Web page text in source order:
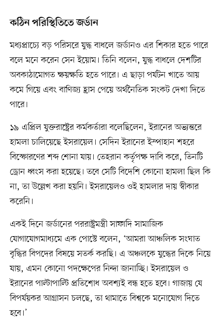
কঠিন পরিস্থিতিতে জর্ডান
মধ্যপ্রাচ্যে বড় পরিসরে যুদ্ধ বাধলে জর্ডানও এর শিকার হতে পারে
বলে মনে করেন সেন ইয়োম। তিনি বলেন, যুদ্ধ বাধলে দেশটির
অবকাঠামোগত ক্ষয়ক্ষতি হতে পারে। এ ছাড়া পর্যটন খাতে আয়
কমে গিয়ে এবং বাণিজ্য হ্রাস পেয়ে অর্থনৈতিক সংকট দেখা দিতে
পারে।
১৯ এপ্রিল যুক্তরাষ্ট্রের কর্মকর্তারা বলেছিলেন, ইরানের অভ্যন্তরে
হামলা চালিয়েছে ইসরায়েল। সেদিন ইরানের ইস্পাহান শহরে
বিস্ফোরণের শব্দ শোনা যায়। তেহরান কর্তৃপক্ষ দাবি করে, তিনটি
ড্রোন ধ্বংস করা হয়েছে। তবে সেটি বিদেশি কোনো হামলা ছিল কি
না, তা উল্লেখ করা হয়নি। ইসরায়েলও ওই হামলার দায় স্বীকার
করেনি।
একই দিনে জর্ডানের পররাষ্ট্রমন্ত্রী সাফাদি সামাজিক
যোগাযোগমাধ্যমে এক পোস্টে বলেন, ‘আমরা আঞ্চলিক সংঘাত
বৃদ্ধির বিপদের বিষয়ে সতর্ক করছি। এ অঞ্চলকে যুদ্ধের দিকে নিয়ে
যায়, এমন কোনো পদক্ষেপের নিন্দা জানাচ্ছি। ইসরায়েল ও
ইরানের পাল্টাপাল্টি প্রতিশোধ অবশ্যই বন্ধ হতে হবে। গাজায় যে
বিপর্যয়কর আগ্রাসন চলছে, তা থামাতে বিশ্বকে মনোযোগ দিতে
হবে।’